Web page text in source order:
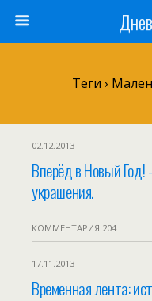
Теги ›
02.12.2013
Вперёд в Новый
украшения.
КОММЕНТАРИЯ 204
17.11.2013
Временная лента: